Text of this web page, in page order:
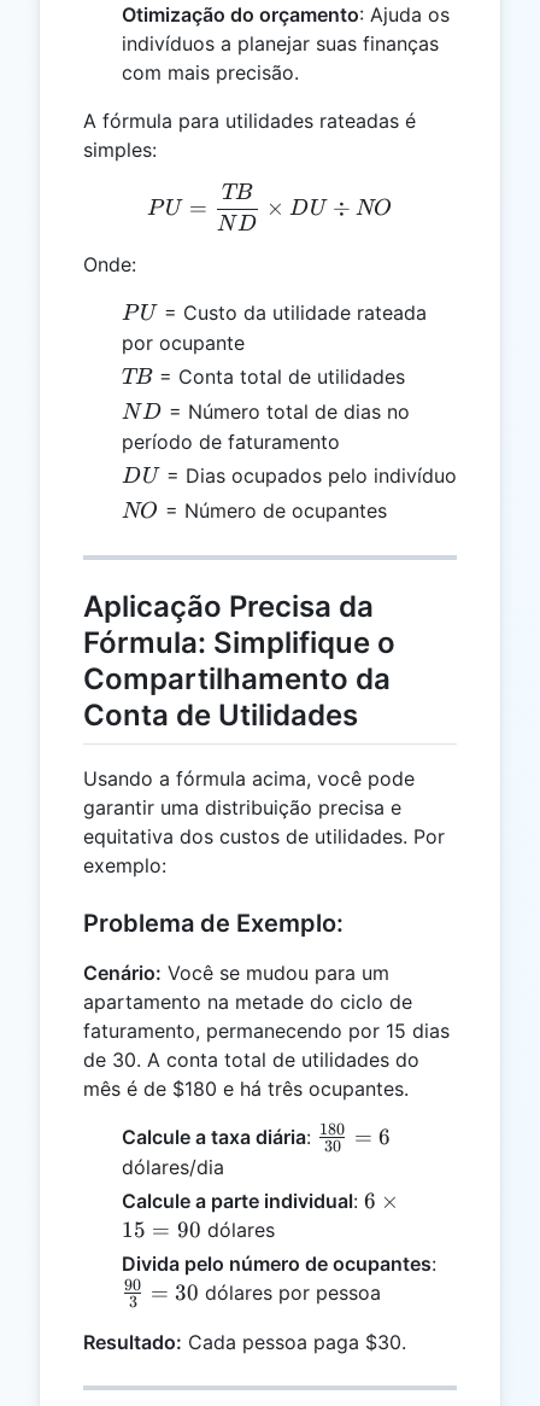
Otimização do orçamento: Ajuda os
indivíduos a planejar suas finanças
com mais precisão.
A fórmula para utilidades rateadas é
simples:
PU = \frac{TB}{ND}
PU =
ND
TB
× DU ÷ NO
Onde:
PU
PU= Custo da utilidade rateada
por ocupante
TB
TB= Conta total de utilidades
ND
ND = Número total de dias no
período de faturamento
DU
DU= Dias ocupados pelo indivíduo
NO
NO = Número de ocupantes
Aplicação Precisa da
Fórmula: Simplifique o
Compartilhamento da
Conta de Utilidades
Usando a fórmula acima, você pode
garantir uma distribuição precisa e
equitativa dos custos de utilidades. Por
exemplo:
Problema de Exemplo:
Cenário: Você se mudou para um
apartamento na metade do ciclo de
faturamento, permanecendo por 15 dias
de 30. A conta total de utilidades do
mês é de $180 e há três ocupantes.
Calcule a taxa diária: \frac{180}
30
180 = 6
dólares/dia
Calcule a parte individual: 6
15 =
90
6 ×
15 = 90 dólares
Divida pelo número de ocupantes:
3
90 = 30 dólares por pessoa
Resultado: Cada pessoa paga $30.